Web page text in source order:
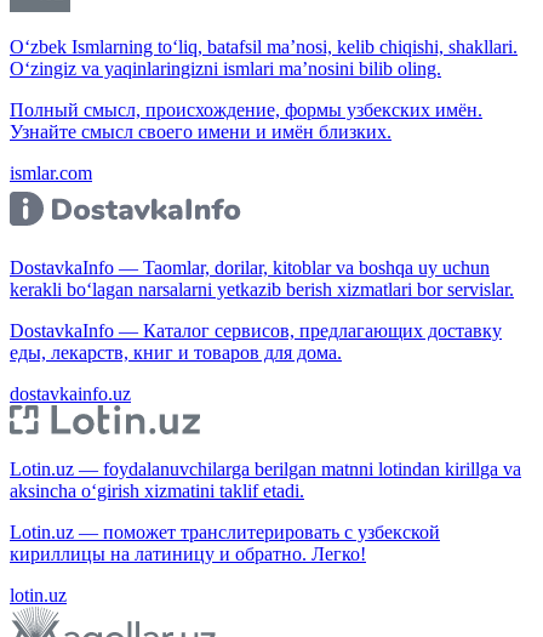
O‘zbek Ismlarning to‘liq, batafsil ma’nosi, kelib chiqishi, shakllari.
O‘zingiz va yaqinlaringizni ismlari ma’nosini bilib oling.
Полный смысл, происхождение, формы узбекских имён.
Узнайте смысл своего имени и имён близких.
ismlar.com
DostavkaInfo — Taomlar, dorilar, kitoblar va boshqa uy uchun
kerakli bo‘lagan narsalarni yetkazib berish xizmatlari bor servislar.
DostavkaInfo — Каталог сервисов, предлагающих доставку
еды, лекарств, книг и товаров для дома.
dostavkainfo.uz
Lotin.uz — foydalanuvchilarga berilgan matnni lotindan kirillga va
aksincha o‘girish xizmatini taklif etadi.
Lotin.uz — поможет транслитерировать с узбекской
кириллицы на латиницу и обратно. Легко!
lotin.uz